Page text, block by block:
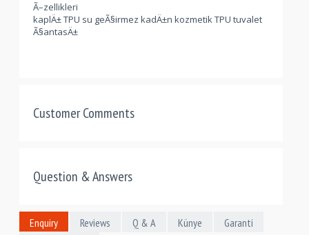
Ã–zellikleri
kaplÄ± TPU su geÃ§irmez kadÄ±n kozmetik TPU tuvalet
Ã§antasÄ±
Customer Comments
Question & Answers
Enquiry Reviews Q & A Künye
Garanti